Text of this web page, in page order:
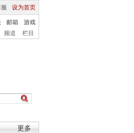
设为首页
邮箱
游戏
频道 栏目
更多